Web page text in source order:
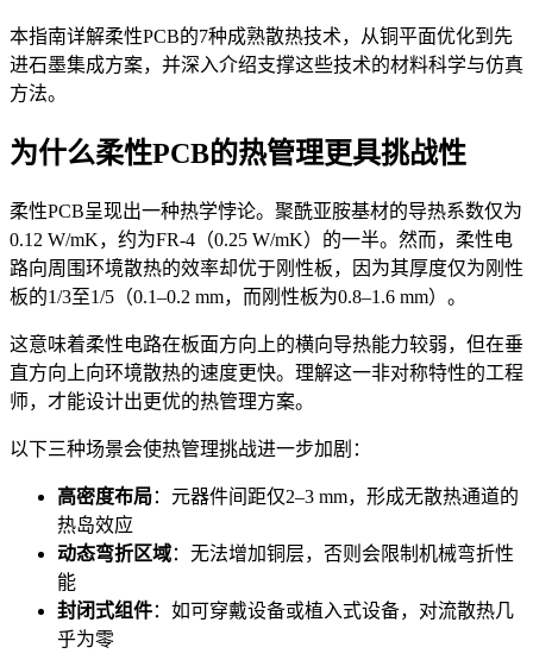
本指南详解柔性PCB的7种成熟散热技术，从铜平面优化到先
进石墨集成方案，并深入介绍支撑这些技术的材料科学与仿真
方法。
为什么柔性PCB的热管理更具挑战性
柔性PCB呈现出一种热学悖论。聚酰亚胺基材的导热系数仅为
0.12 W/mK，约为FR-4（0.25 W/mK）的一半。然而，柔性电
路向周围环境散热的效率却优于刚性板，因为其厚度仅为刚性
板的1/3至1/5（0.1–0.2 mm，而刚性板为0.8–1.6 mm）。
这意味着柔性电路在板面方向上的横向导热能力较弱，但在垂
直方向上向环境散热的速度更快。理解这一非对称特性的工程
师，才能设计出更优的热管理方案。
以下三种场景会使热管理挑战进一步加剧：
高密度布局：元器件间距仅2–3 mm，形成无散热通道的
热岛效应
动态弯折区域：无法增加铜层，否则会限制机械弯折性
能
封闭式组件：如可穿戴设备或植入式设备，对流散热几
乎为零